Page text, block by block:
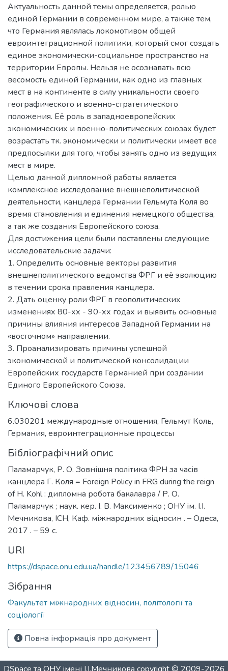
Актуальность данной темы определяется, ролью
единой Германии в современном мире, а также тем,
что Германия являлась локомотивом общей
евроинтеграционной политики, который смог создать
единое экономически-социальное пространство на
территории Европы. Нельзя не осознавать всю
весомость единой Германии, как одно из главных
мест в на континенте в силу уникальности своего
географического и военно-стратегического
положения. Её роль в западноевропейских
экономических и военно-политических союзах будет
возрастать тк. экономически и политически имеет все
предпосылки для того, чтобы занять одно из ведущих
мест в мире.
Целью данной дипломной работы является
комплексное исследование внешнеполитической
деятельности, канцлера Германии Гельмута Коля во
время становления и единения немецкого общества,
а так же создания Европейского союза.
Для достижения цели были поставлены следующие
исследовательские задачи:
1. Определить основные векторы развития
внешнеполитического ведомства ФРГ и её эволюцию
в течении срока правления канцлера.
2. Дать оценку роли ФРГ в геополитических
изменениях 80-хх - 90-хх годах и выявить основные
причины влияния интересов Западной Германии на
«восточном» направлении.
3. Проанализировать причины успешной
экономической и политической консолидации
Европейских государств Германией при создании
Единого Европейского Союза.
Ключові слова
6.030201 международные отношения, Гельмут Коль,
Германия, евроинтеграционные процессы
Бібліографічний опис
Паламарчук, Р. О. Зовнішня політика ФРН за часів
канцлера Г. Коля = Foreign Policy in FRG during the reign
of H. Kohl : дипломна робота бакалавра / Р. О.
Паламарчук ; наук. кер. І. В. Максименко ; ОНУ ім. І.І.
Мечникова, ІСН, Каф. міжнародних відносин . – Одеса,
2017 . – 59 с.
URI
https://dspace.onu.edu.ua/handle/123456789/15046
Зібрання
Факультет міжнародних відносин, політології та
соціології
Повна інформація про документ